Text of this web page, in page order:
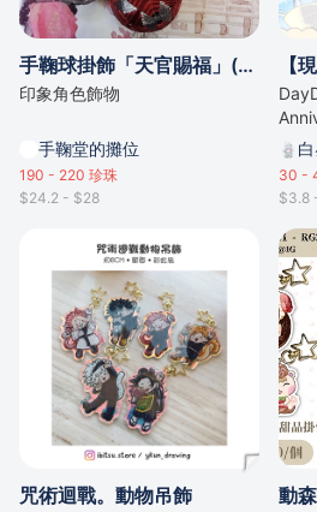
手鞠球掛飾「天官賜福」(謝憐)(花城)
印象角色飾物
手鞠堂的攤位
190 - 220 珍珠
$24.2 - $28
30 -
$3.8
咒術迴戰。動物吊飾 動